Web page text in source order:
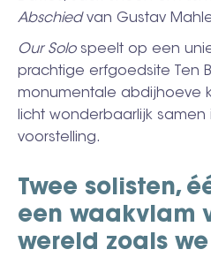
Abschiedvan Gustav
Our Solospeelt op een
prachtige erfgoedsite Ten
monumentale abdijhoeve
licht wonderbaarlijk
voorstelling.
Twee solisten,
een waakvlam
wereld zoals